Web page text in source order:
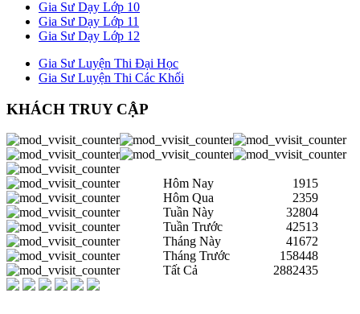
Gia Sư Dạy Lớp 10
Gia Sư Dạy Lớp 11
Gia Sư Dạy Lớp 12
Gia Sư Luyện Thi Đại Học
Gia Sư Luyện Thi Các Khối
KHÁCH TRUY CẬP
Hôm Nay
1915
Hôm Qua
2359
Tuần Này
32804
Tuần Trước
42513
Tháng Này
41672
Tháng Trước
158448
Tất Cả
2882435